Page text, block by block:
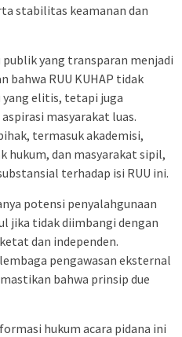
stabilitas keamanan dan
yang transparan menjadi
bahwa RUU KUHAP tidak
yang elitis, tetapi juga
masyarakat luas.
termasuk akademisi,
hukum, dan masyarakat sipil,
terhadap isi RUU ini.
potensi penyalahgunaan
jika tidak diimbangi dengan
dan independen.
pengawasan eksternal
bahwa prinsip due
hukum acara pidana ini